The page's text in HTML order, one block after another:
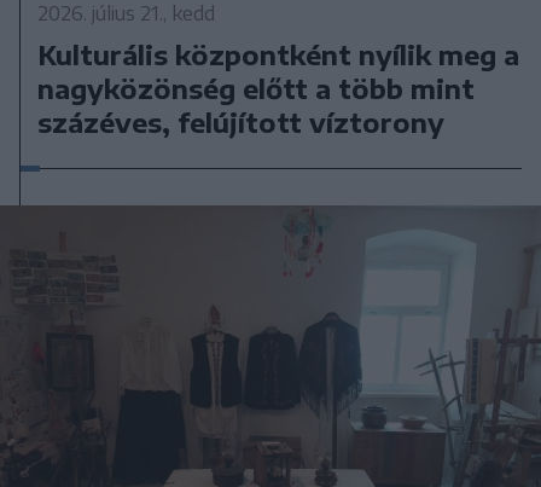
2026. július 21., kedd
Kulturális központként nyílik meg a
nagyközönség előtt a több mint
százéves, felújított víztorony